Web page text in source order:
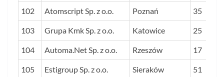
102 Atomscript Sp. z o.o. Poznań 35
103 Grupa Kmk Sp. z o.o. Katowice 25
104 Automa.Net Sp. z o.o. Rzeszów 17
105 Estigroup Sp. z o.o. Sieraków 51